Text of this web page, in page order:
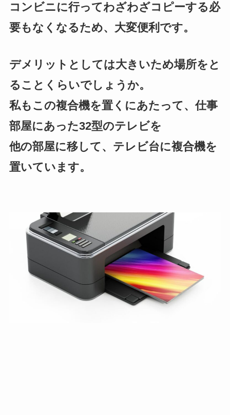
コンビニに行ってわざわざコピーする必
要もなくなるため、大変便利です。
デメリットとしては大きいため場所をと
ることくらいでしょうか。
私もこの複合機を置くにあたって、仕事
部屋にあった32型のテレビを
他の部屋に移して、テレビ台に複合機を
置いています。